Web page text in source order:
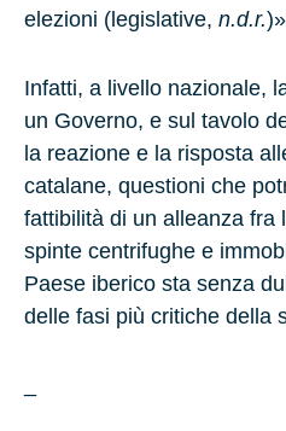
elezioni (legislative, n.d.r.
Infatti, a livello nazionale,
un Governo, e sul tavolo
la reazione e la risposta
catalane, questioni che
fattibilità di un alleanza fra
spinte centrifughe e
Paese iberico sta senza
delle fasi più critiche della